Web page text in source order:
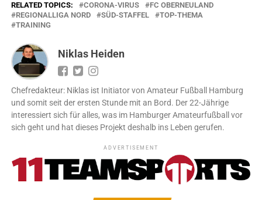
RELATED TOPICS: CORONA-VIRUS
FC OBERNEULAND
REGIONALLIGA NORD
SÜD-STAFFEL
TOP-THEMA
TRAINING
Niklas Heiden
Chefredakteur: Niklas ist Initiator von Amateur Fußball Hamburg
und somit seit der ersten Stunde mit an Bord. Der 22-Jährige
interessiert sich für alles, was im Hamburger Amateurfußball vor
sich geht und hat dieses Projekt deshalb ins Leben gerufen.
ADVERTISEMENT